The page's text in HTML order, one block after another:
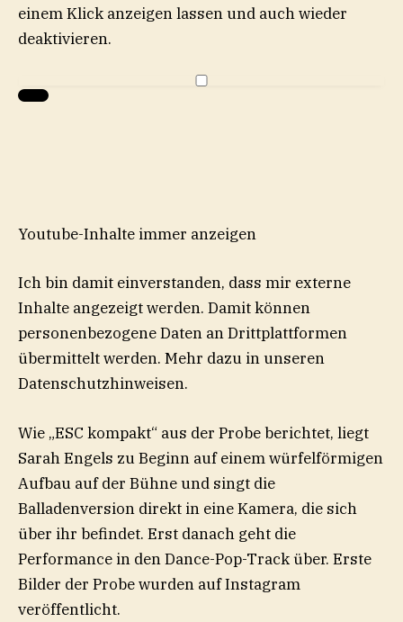
einem Klick anzeigen lassen und auch wieder
deaktivieren.
Youtube-Inhalte immer anzeigen
Ich bin damit einverstanden, dass mir externe
Inhalte angezeigt werden. Damit können
personenbezogene Daten an Drittplattformen
übermittelt werden. Mehr dazu in unseren
Datenschutzhinweisen.
Wie „ESC kompakt“ aus der Probe berichtet, liegt
Sarah Engels zu Beginn auf einem würfelförmigen
Aufbau auf der Bühne und singt die
Balladenversion direkt in eine Kamera, die sich
über ihr befindet. Erst danach geht die
Performance in den Dance-Pop-Track über. Erste
Bilder der Probe wurden auf Instagram
veröffentlicht.